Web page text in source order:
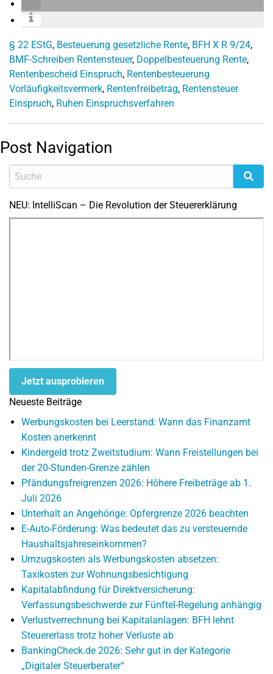
§ 22 EStG, Besteuerung gesetzliche Rente, BFH X R 9/24,
BMF-Schreiben Rentensteuer, Doppelbesteuerung Rente,
Rentenbescheid Einspruch, Rentenbesteuerung
Vorläufigkeitsvermerk, Rentenfreibetrag, Rentensteuer
Einspruch, Ruhen Einspruchsverfahren
Post Navigation
NEU: IntelliScan – Die Revolution der Steuererklärung
Jetzt ausprobieren
Neueste Beiträge
Werbungskosten bei Leerstand: Wann das Finanzamt
Kosten anerkennt
Kindergeld trotz Zweitstudium: Wann Freistellungen bei
der 20-Stunden-Grenze zählen
Pfändungsfreigrenzen 2026: Höhere Freibeträge ab 1.
Juli 2026
Unterhalt an Angehörige: Opfergrenze 2026 beachten
E-Auto-Förderung: Was bedeutet das zu versteuernde
Haushaltsjahreseinkommen?
Umzugskosten als Werbungskosten absetzen:
Taxikosten zur Wohnungsbesichtigung
Kapitalabfindung für Direktversicherung:
Verfassungsbeschwerde zur Fünftel-Regelung anhängig
Verlustverrechnung bei Kapitalanlagen: BFH lehnt
Steuererlass trotz hoher Verluste ab
BankingCheck.de 2026: Sehr gut in der Kategorie
„Digitaler Steuerberater“